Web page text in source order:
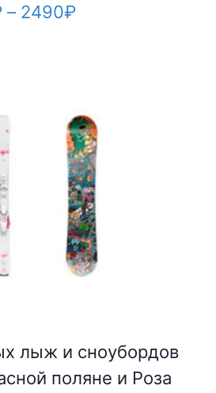
– 2490₽Диапазон
2490₽
лыж и сноубордов
поляне и Роза